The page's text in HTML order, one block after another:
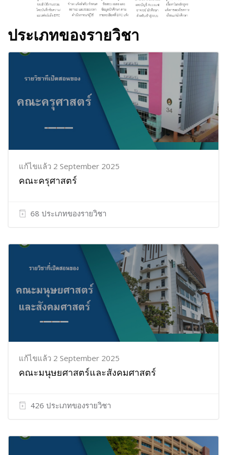
ประเภทของรายวิชา
แก้ไขแล้ว 2 September 2025
คณะครุศาสตร์
68 ประเภทของรายวิชา
แก้ไขแล้ว 2 September 2025
คณะมนุษยศาสตร์และสังคมศาสตร์
426 ประเภทของรายวิชา